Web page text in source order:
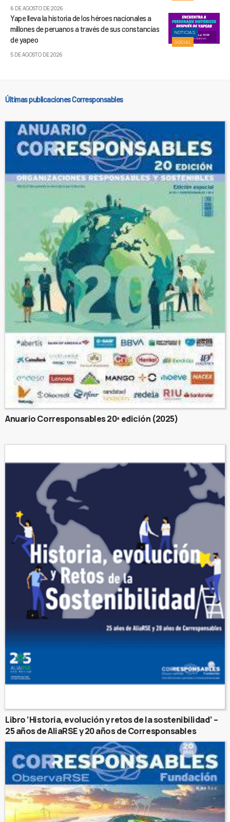
6 DE AGOSTO DE 2026
NOTICIAS
SOCIAL
Yape lleva la historia de los héroes nacionales a
millones de peruanos a través de sus constancias
de yapeo
5 DE AGOSTO DE 2026
Últimas publicaciones Corresponsables
Anuario Corresponsables 20ª edición (2025)
Libro ‘Historia, evolución y retos de la sostenibilidad’ –
25 años de AliaRSE y 20 años de Corresponsables